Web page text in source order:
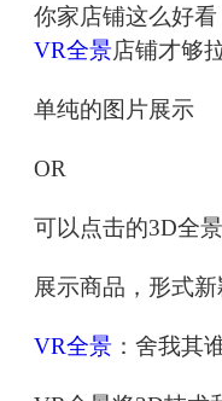
你家店铺这么好
VR全景店铺才够
单纯的图片展示
OR
可以点击的3D全
展示商品，形式
VR全景 ：舍我其